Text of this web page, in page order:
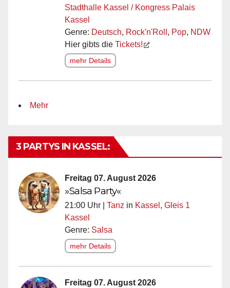
Stadthalle Kassel / Kongress Palais
Kassel
Genre: Deutsch, Rock'n'Roll , Pop, NDW
Hier gibts die Tickets!
mehr Details
Mehr
3 PARTYS IN KASSEL:
Freitag 07. August 2026
»Salsa Party«
21:00 Uhr | Tanz in Kassel , Gleis 1
Kassel
Genre: Salsa
mehr Details
Freitag 07. August 2026